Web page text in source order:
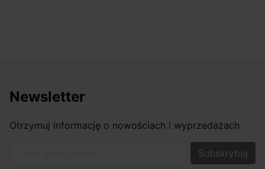
Newsletter
Otrzymuj informację o nowościach i wyprzedażach